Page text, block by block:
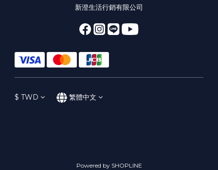
新澄生活行銷有限公司
$ TWD 繁體中文
Powered by SHOPLINE